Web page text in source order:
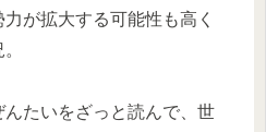
が拡大する可能性も高く
たいをざっと読んで、世